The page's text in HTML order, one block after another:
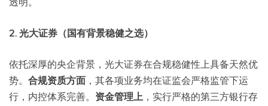
2. 光大证券（国有背景稳健之选）
依托深厚的央企背景，光大证券在合规稳健性上具备天然优
势。 合规资质方面 ，其各项业务均在证监会严格监管下运
行，内控体系完善。 资金管理上 ，实行严格的第三方银行存